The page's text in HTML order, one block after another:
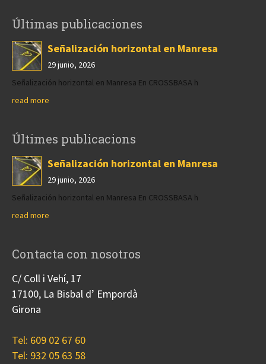
Últimas publicaciones
Señalización horizontal en Manresa
29 junio, 2026
Señalización horizontal en Manresa En CROSSBASA h
read more
Últimes publicacions
Señalización horizontal en Manresa
29 junio, 2026
Señalización horizontal en Manresa En CROSSBASA h
read more
Contacta con nosotros
C/ Coll i Vehí, 17
17100, La Bisbal d’ Empordà
Girona
Tel: 609 02 67 60
Tel: 932 05 63 58